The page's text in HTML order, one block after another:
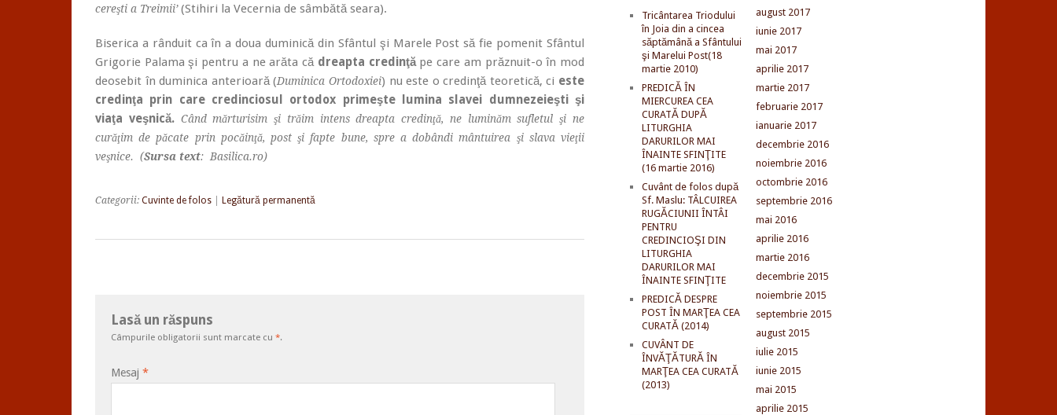
cereşti a Treimii’(Stihiri la Vecernia de sâmbătă seara).
Biserica a rânduit ca în a doua duminică din Sfântul şi Marele Post să fie pomenit Sfântul
Grigorie Palama şi pentru a ne arăta că dreapta credinţăpe care am prăznuit-o în mod
deosebit în duminica anterioară (Duminica Ortodoxiei) nu este o credinţă teoretică, ci este
credinţa prin care credinciosul ortodox primeşte lumina slavei dumnezeieşti şi
viaţa veşnică. Când mărturisim şi trăim intens dreapta credinţă, ne luminăm sufletul şi ne
curăţim de păcate prin pocăinţă, post şi fapte bune, spre a dobândi mântuirea şi slava vieţii
veşnice. (Sursa text: Basilica.ro)
Categorii: Cuvinte de folos Legătură permanentă
Lasă un răspuns
Câmpurile obligatorii sunt marcate cu *.
Mesaj *
Tricântarea Triodului
în Joia din a cincea
săptămână a Sfântului
şi Marelui Post(18
martie 2010)
PREDICĂ ÎN
MIERCUREA CEA
CURATĂ DUPĂ
LITURGHIA
DARURILOR MAI
ÎNAINTE SFINŢITE
(16 martie 2016)
Cuvânt de folos după
Sf. Maslu: TÂLCUIREA
RUGĂCIUNII ÎNTÂI
PENTRU
CREDINCIOŞI DIN
LITURGHIA
DARURILOR MAI
ÎNAINTE SFINŢITE
PREDICĂ DESPRE
POST ÎN MARŢEA CEA
CURATĂ (2014)
CUVÂNT DE
ÎNVĂŢĂTURĂ ÎN
MARŢEA CEA CURATĂ
(2013)
august 2017
iunie 2017
mai 2017
aprilie 2017
martie 2017
februarie 2017
ianuarie 2017
decembrie 2016
noiembrie 2016
octombrie 2016
septembrie 2016
mai 2016
aprilie 2016
martie 2016
decembrie 2015
noiembrie 2015
septembrie 2015
august 2015
iulie 2015
iunie 2015
mai 2015
aprilie 2015